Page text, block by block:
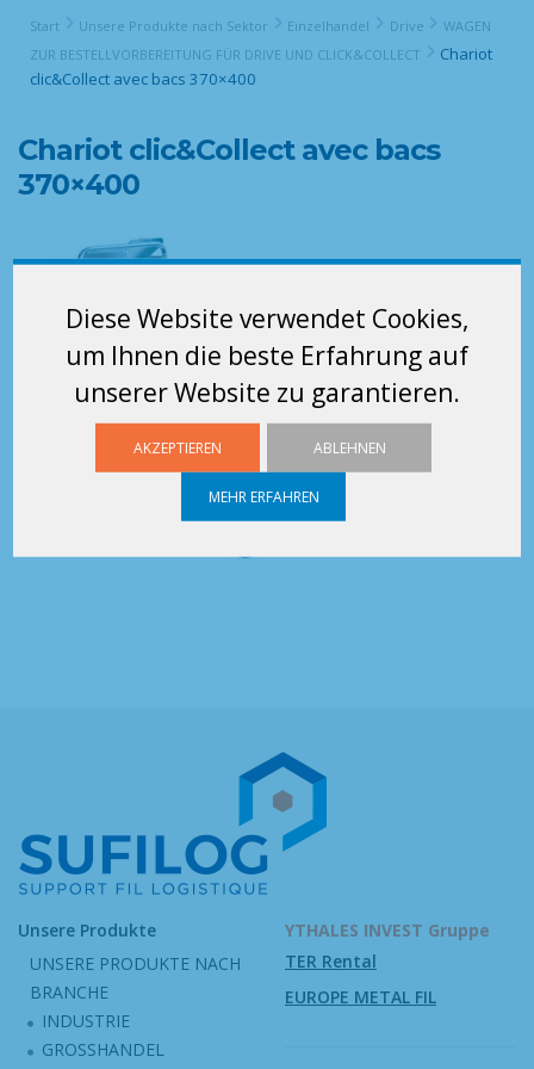
Diese Website verwendet Cookies,
um Ihnen die beste Erfahrung auf
unserer Website zu garantieren.
AKZEPTIEREN ABLEHNEN
MEHR ERFAHREN
Start Unsere Produkte nach Sektor Einzelhandel Drive
WAGEN
ZUR BESTELLVORBEREITUNG FÜR DRIVE UND CLICK&COLLECT
Chariot
clic&Collect avec bacs 370×400
Chariot clic&Collect avec bacs
370×400
Unsere Produkte
UNSERE PRODUKTE NACH
BRANCHE
INDUSTRIE
GROSSHANDEL
YTHALES INVEST Gruppe
TER Rental
EUROPE METAL FIL